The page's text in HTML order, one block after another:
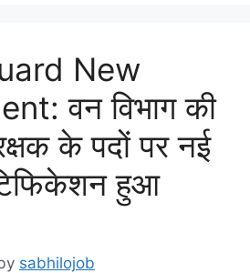
New
वन विभाग की
के पदों पर नई
हुआ
sabhilojob